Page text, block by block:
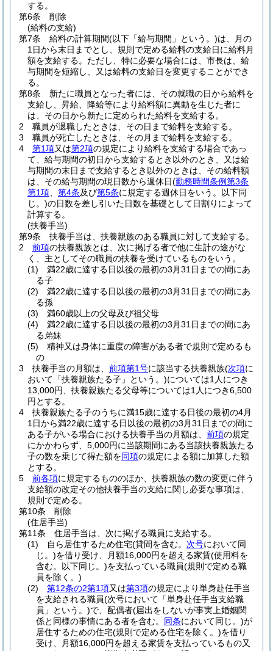
する。
第6条
削除
(給料の支給)
第7条
給料の計算期間(以下「給与期間」という。)は、月の
1日から末日までとし、規則で定める給料の支給日に給料月
額を支給する。 ただし、特に必要な場合には、市長は、給
与期間を短縮し、又は給料の支給日を変更することができ
る。
第8条
新たに職員となった者には、その就職の日から給料を
支給し、昇給、降給等により給料額に異動を生じた者に
は、その日から新たに定められた給料を支給する。
2
職員が退職したときは、その日まで給料を支給する。
3
職員が死亡したときは、その月まで給料を支給する。
4
第1項又は第2項の規定により給料を支給する場合であっ
て、給与期間の初日から支給するとき以外のとき、又は給
与期間の末日まで支給するとき以外のときは、その給料額
は、その給与期間の現日数から週休日(勤務時間条例第3条
第1項
第4条及び第5条に規定する週休日をいう。以下同
じ。)の日数を差し引いた日数を基礎として日割りによって
計算する。
(扶養手当)
第9条
扶養手当は、扶養親族のある職員に対して支給する。
2
前項の扶養親族とは、次に掲げる者で他に生計の途がな
く、主としてその職員の扶養を受けているものをいう。
(1)
満22歳に達する日以後の最初の3月31日までの間にあ
る子
(2)
満22歳に達する日以後の最初の3月31日までの間にあ
る孫
(3)
満60歳以上の父母及び祖父母
(4)
満22歳に達する日以後の最初の3月31日までの間にあ
る弟妹
(5)
精神又は身体に重度の障害がある者で規則で定めるも
の
3
扶養手当の月額は、 前項第1号に該当する扶養親族(次項に
おいて「扶養親族たる子」という。)については1人につき
13,000円、扶養親族たる父母等については1人につき6,500
円とする。
4
扶養親族たる子のうちに満15歳に達する日後の最初の4月
1日から満22歳に達する日以後の最初の3月31日までの間に
ある子がいる場合における扶養手当の月額は、 前項の規定
にかかわらず、5,000円に当該期間にある当該扶養親族たる
子の数を乗じて得た額を同項の規定による額に加算した額
とする。
5
前各項に規定するもののほか、扶養親族の数の変更に伴う
支給額の改定その他扶養手当の支給に関し必要な事項は、
規則で定める。
第10条
削除
(住居手当)
第11条
住居手当は、次に掲げる職員に支給する。
(1)
自ら居住するため住宅(貸間を含む。 次号において同
じ。)を借り受け、月額16,000円を超える家賃(使用料を
含む。以下同じ。)を支払っている職員(規則で定める職
員を除く。)
(2)
第12条の2第1項又は第3項の規定により単身赴任手当
を支給される職員(次号において「単身赴任手当支給職
員」という。)で、配偶者(届出をしないが事実上婚姻関
係と同様の事情にある者を含む。 同条において同じ。)が
居住するための住宅(規則で定める住宅を除く。)を借り
受け、月額16,000円を超える家賃を支払っているもの又